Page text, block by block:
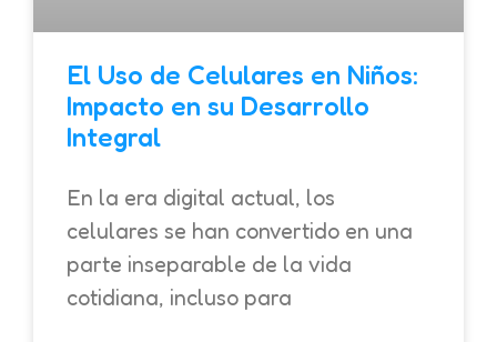
El Uso de Celulares en Niños:
Impacto en su Desarrollo
Integral
En la era digital actual, los
celulares se han convertido en una
parte inseparable de la vida
cotidiana, incluso para